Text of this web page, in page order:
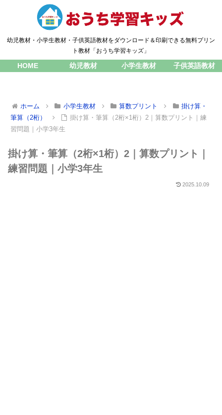
幼児教材・小学生教材・子供英語教材をダウンロード＆印刷できる無料プリン
ト教材「おうち学習キッズ」
HOME 幼児教材 小学生教材 子供英語教材
ホーム 小学生教材 算数プリント
掛け算・
筆算（2桁）
掛け算・筆算（2桁×1桁）2｜算数プリント｜練
習問題｜小学3年生
掛け算・筆算（2桁×1桁）2｜算数プリント｜
練習問題｜小学3年生
2025.10.09